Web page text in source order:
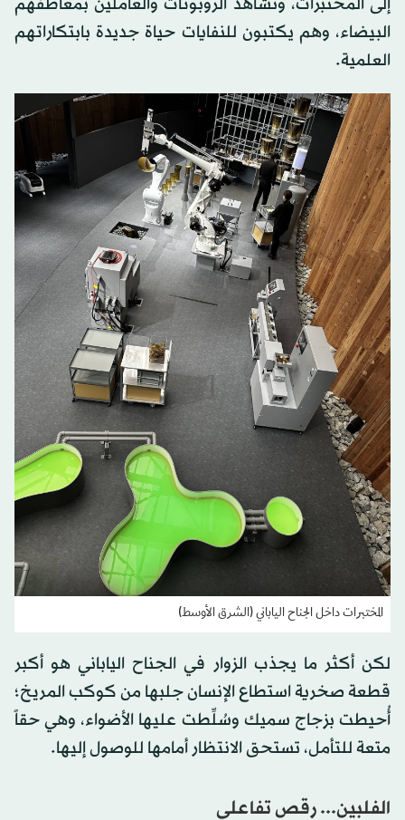
إلى المختبرات، وتُشاهد الروبوتات والعاملين بمعاطفهم
البيضاء، وهم يكتبون للنفايات حياة جديدة بابتكاراتهم
العلمية.
المختبرات داخل الجناح الياباني (الشرق الأوسط)
لكن أكثر ما يجذب الزوار في الجناح الياباني هو أكبر
قطعة صخرية استطاع الإنسان جلبها من كوكب المريخ؛
أُحيطت بزجاج سميك وسُلِّطت عليها الأضواء، وهي حقاً
متعة للتأمل، تستحق الانتظار أمامها للوصول إليها.
الفلبين... رقص تفاعلي